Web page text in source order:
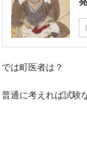
では町医者は？
普通に考えれば試験